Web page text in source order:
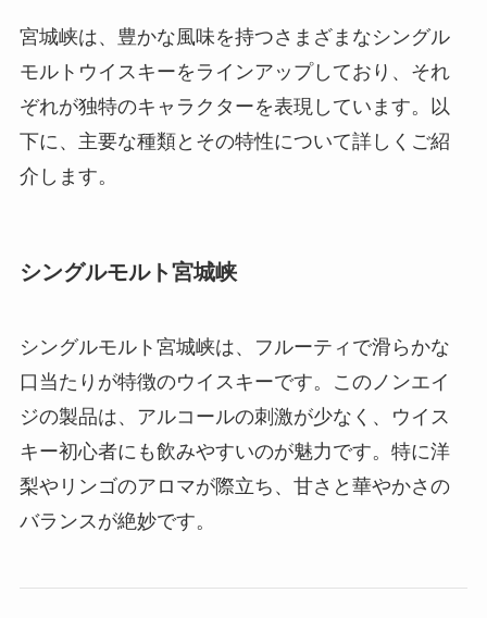
宮城峡は、豊かな風味を持つさまざまなシングル
モルトウイスキーをラインアップしており、それ
ぞれが独特のキャラクターを表現しています。以
下に、主要な種類とその特性について詳しくご紹
介します。
シングルモルト宮城峡
シングルモルト宮城峡は、フルーティで滑らかな
口当たりが特徴のウイスキーです。このノンエイ
ジの製品は、アルコールの刺激が少なく、ウイス
キー初心者にも飲みやすいのが魅力です。特に洋
梨やリンゴのアロマが際立ち、甘さと華やかさの
バランスが絶妙です。